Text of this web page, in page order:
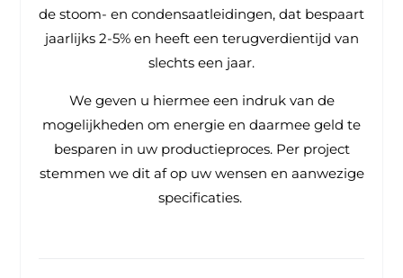
de stoom- en condensaatleidingen, dat bespaart
jaarlijks 2-5% en heeft een terugverdientijd van
slechts een jaar.
We geven u hiermee een indruk van de
mogelijkheden om energie en daarmee geld te
besparen in uw productieproces. Per project
stemmen we dit af op uw wensen en aanwezige
specificaties.